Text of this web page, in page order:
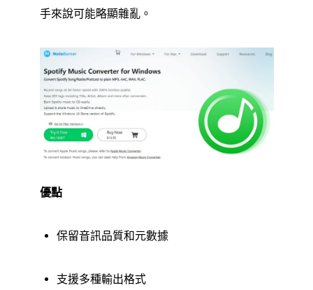
手來說可能略顯雜亂。
優點
保留音訊品質和元數據
支援多種輸出格式